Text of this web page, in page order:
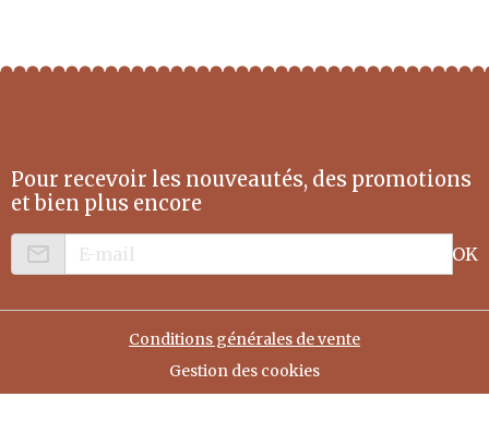
Pour recevoir les nouveautés, des promotions
et bien plus encore
OK
Conditions générales de vente
Gestion des cookies